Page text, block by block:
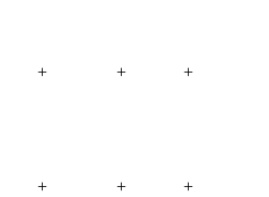
+ + +
+ + +